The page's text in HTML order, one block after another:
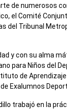
de numerosos
el Comité
del Tribunal
y con su alma
para Niños del
de
Exalumnos
trabajó en la